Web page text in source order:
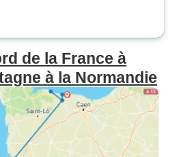
de la France à
à la Normandie